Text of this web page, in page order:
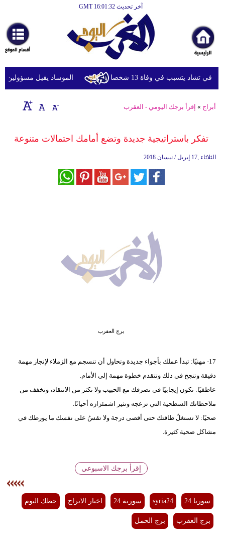
آخر تحديث GMT 16:01:32
أخبارعاجلة
رياضة
ثقافة
إقتصاد
وموسيقى
إسلامية
مدوَّنات
الموساد يقيل مسؤولين تشاد يتسبب في وفاة 13 شخصا
أبراج » إقرأ برجك اليومي - العقرب
تفكر باستراتيجية جديدة وتضع أمامك احتمالات متنوعة
الثلاثاء ,17 إبريل / نيسان 2018
برج العقرب
17- مهنيًا: تبدأ عملك بأجواء جديدة وتحاول أن تنسجم مع الزملاء لإنجاز مهمة
دقيقة وتنجح في ذلك وتتقدم خطوة مهمة إلى الأمام.
عاطفيًا: تكون إيجابيًا في تصرفك مع الحبيب ولا تكثر من الانتقاد، وتخفف من
ملاحظاتك السطحية التي تزعجه وتثير اشمئزازه أحيانًا.
صحيًا: لا تستغلّ طاقتك حتى أقصى درجة ولا تقسُ على نفسك ما يورطك في
مشاكل صحية كثيرة.
إقرأ برجك الاسبوعي
سوريا 24 syria24 سورية 24 اخبار الابراج حظك اليوم
برج العقرب برج الحمل